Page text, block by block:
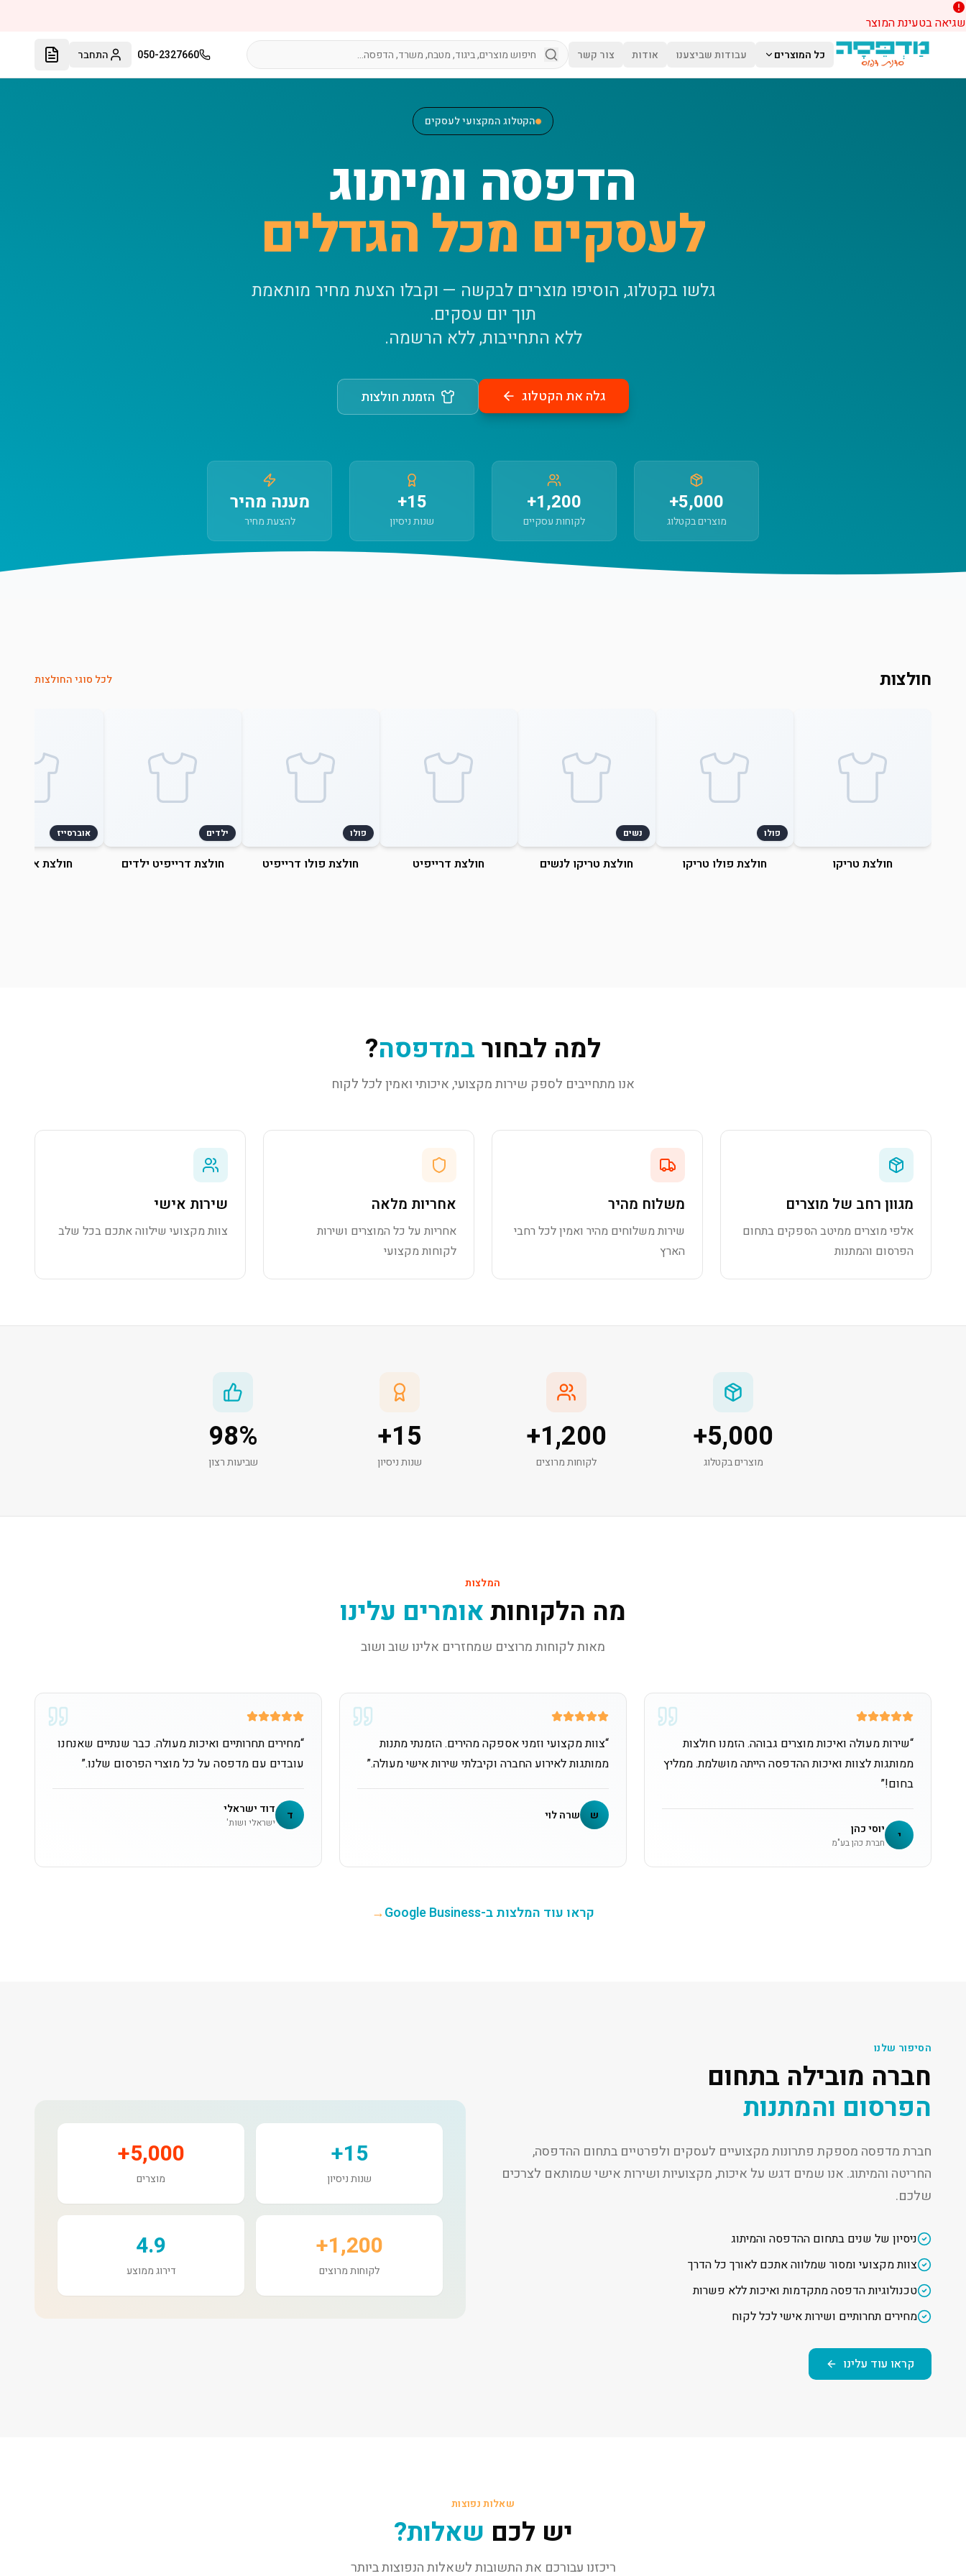
שגיאה בטעינת המוצר
דלג לתוכן הראשי
כל המוצרים עבודות שביצענו אודות צור קשר 050-2327660 התחבר
הקטלוג המקצועי לעסקים
הדפסה ומיתוג
לעסקים מכל הגדלים
גלשו בקטלוג, הוסיפו מוצרים לבקשה — וקבלו הצעת מחיר מותאמת
תוך יום עסקים.
ללא התחייבות, ללא הרשמה.
גלה את הקטלוג הזמנת חולצות
5,000+
מוצרים בקטלוג
1,200+
לקוחות עסקיים
15+
שנות ניסיון
מענה מהיר
להצעת מחיר
חולצות לכל סוגי החולצות
חולצת טריקו
פולו
חולצת פולו טריקו
נשים
חולצת טריקו לנשים חולצת דרייפיט
פולו
חולצת פולו דרייפיט
ילדים
חולצת דרייפיט ילדים
אוברסייז
חולצת
למה לבחורבמדפסה?
אנו מתחייבים לספק שירות מקצועי, איכותי ואמין לכל לקוח
מגוון רחב של מוצרים
אלפי מוצרים ממיטב הספקים בתחום
הפרסום והמתנות
משלוח מהיר
שירות משלוחים מהיר ואמין לכל רחבי
הארץ
אחריות מלאה
אחריות על כל המוצרים ושירות
לקוחות מקצועי
שירות אישי
צוות מקצועי שילווה אתכם בכל שלב
5,000
+
מוצרים בקטלוג
1,200
+
לקוחות מרוצים
15
+
שנות ניסיון
98%
שביעות רצון
המלצות
מה הלקוחותאומרים עלינו
מאות לקוחות מרוצים שמחזרים אלינו שוב ושוב
“שירות מעולה ואיכות מוצרים גבוהה. הזמנו חולצות
ממותגות לצוות ואיכות ההדפסה הייתה מושלמת. ממליץ
בחום!”
י יוסי כהן
חברת כהן בע"מ
“צוות מקצועי וזמני אספקה מהירים. הזמנתי מתנות
ממותגות לאירוע החברה וקיבלתי שירות אישי מעולה.”
ש שרה לוי
“מחירים תחרותיים ואיכות מעולה. כבר שנתיים שאנחנו
עובדים עם מדפסה על כל מוצרי הפרסום שלנו.”
ד דוד ישראלי
ישראלי ושות'
קראו עוד המלצות ב-Google Business →
הסיפור שלנו
חברה מובילה בתחום
הפרסום והמתנות
חברת מדפסה מספקת פתרונות מקצועיים לעסקים ולפרטיים בתחום ההדפסה,
החריטה והמיתוג. אנו שמים דגש על איכות, מקצועיות ושירות אישי שמותאם לצרכים
שלכם.
ניסיון של שנים בתחום ההדפסה והמיתוג
צוות מקצועי ומסור שמלווה אתכם לאורך כל הדרך
טכנולוגיות הדפסה מתקדמות ואיכות ללא פשרות
מחירים תחרותיים ושירות אישי לכל לקוח
קראו עוד עלינו
15+
שנות ניסיון
5,000+
מוצרים
1,200+
לקוחות מרוצים
4.9
דירוג ממוצע
שאלות נפוצות
יש לכם שאלות?
ריכזנו עבורכם את התשובות לשאלות הנפוצות ביותר